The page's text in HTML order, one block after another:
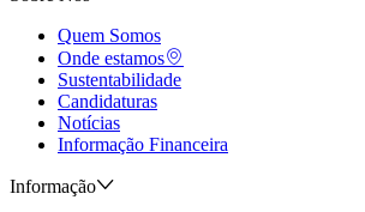
Quem Somos
Onde estamos
Sustentabilidade
Candidaturas
Notícias
Informação Financeira
Informação